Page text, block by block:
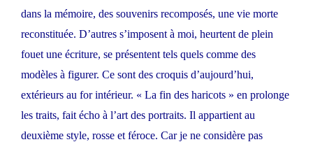
dans la mémoire, des souvenirs recomposés, une vie morte
reconstituée. D’autres s’imposent à moi, heurtent de plein
fouet une écriture, se présentent tels quels comme des
modèles à figurer. Ce sont des croquis d’aujourd’hui,
extérieurs au for intérieur. « La fin des haricots » en prolonge
les traits, fait écho à l’art des portraits. Il appartient au
deuxième style, rosse et féroce. Car je ne considère pas